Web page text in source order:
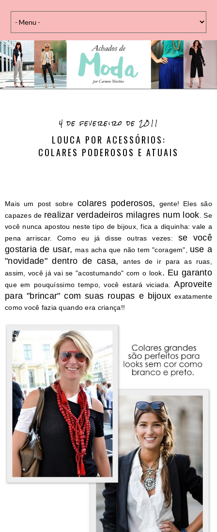
4 de fevereiro de 2011
LOUCA POR ACESSÓRIOS:
COLARES PODEROSOS E ATUAIS
Mais um post sobrecolares poderosos, gente! Eles são
capazes de realizar verdadeiros milagres num look . Se
você nunca apostou neste tipo de bijoux, fica a diquinha: vale a
pena arriscar. Como eu já disse outras vezes: se você
gostaria de usar, mas acha que não tem "coragem", use a
"novidade" dentro de casa,antes de ir para as ruas,
assim, você já vai se "acostumando" com o look. Eu garanto
que em pouquíssimo tempo, você estará viciada.Aproveite
para "brincar" com suas roupas e bijoux exatamente
como você fazia quando era criança!!